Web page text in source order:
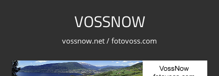
VOSSNOW
vossnow.net / fotovoss.com